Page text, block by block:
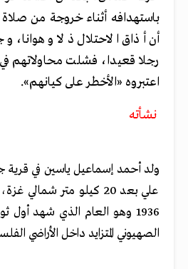
باستهدافه أثناء خروجة من صلاة
أن أذاق الاحتلال ذلا
رجلا قعيدا، فشلت محاولاتهم
اعتبروه «الأخطر على كيانهم».
نشأته
ولد أحمد إسماعيل ياسين في
علي بعد 20 كيلو متر
1936 وهو العام الذي شهد
الصهيوني المتزايد داخل الأراضي